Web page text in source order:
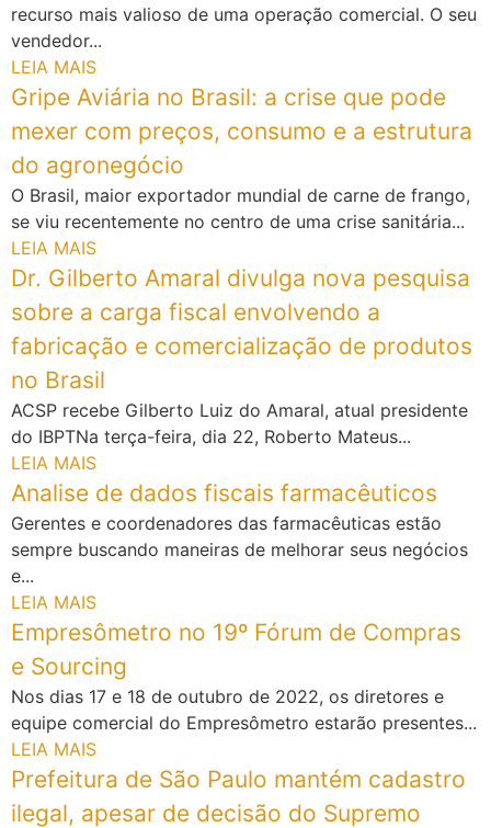
recurso mais valioso de uma operação comercial. O seu
vendedor...
LEIA MAIS
Gripe Aviária no Brasil: a crise que pode
mexer com preços, consumo e a estrutura
do agronegócio
O Brasil, maior exportador mundial de carne de frango,
se viu recentemente no centro de uma crise sanitária...
LEIA MAIS
Dr. Gilberto Amaral divulga nova pesquisa
sobre a carga fiscal envolvendo a
fabricação e comercialização de produtos
no Brasil
ACSP recebe Gilberto Luiz do Amaral, atual presidente
do IBPTNa terça-feira, dia 22, Roberto Mateus...
LEIA MAIS
Analise de dados fiscais farmacêuticos
Gerentes e coordenadores das farmacêuticas estão
sempre buscando maneiras de melhorar seus negócios
e...
LEIA MAIS
Empresômetro no 19º Fórum de Compras
e Sourcing
Nos dias 17 e 18 de outubro de 2022, os diretores e
equipe comercial do Empresômetro estarão presentes...
LEIA MAIS
Prefeitura de São Paulo mantém cadastro
ilegal, apesar de decisão do Supremo